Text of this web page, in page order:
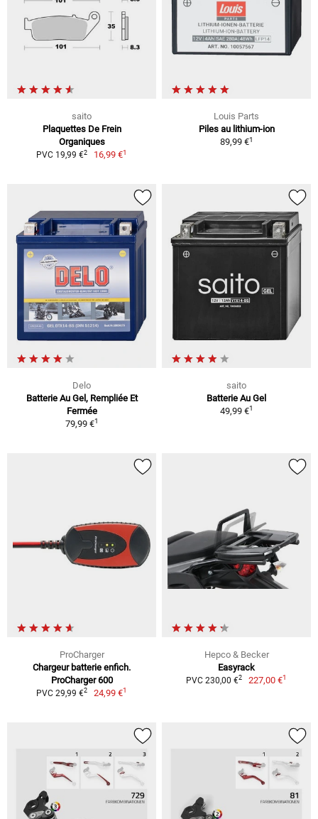
saito
Plaquettes De Frein
Organiques
PVC 19,99 €2 16,99 €1
Louis Parts
Piles au lithium-ion
89,99 €1
Delo
Batterie Au Gel, Rempliée Et
Fermée
79,99 €1
saito
Batterie Au Gel
49,99 €1
ProCharger
Chargeur batterie enfich.
ProCharger 600
PVC 29,99 €2 24,99 €1
Hepco & Becker
Easyrack
PVC 230,00 €2 227,00 €1